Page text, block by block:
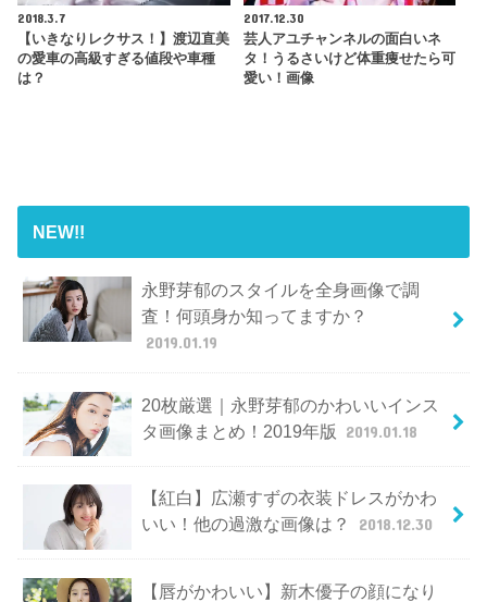
2018.3.7
【いきなりレクサス！】渡辺直美
の愛車の高級すぎる値段や車種
は？
2017.12.30
芸人アユチャンネルの面白いネ
タ！うるさいけど体重痩せたら可
愛い！画像
NEW!!
永野芽郁のスタイルを全身画像で調
査！何頭身か知ってますか？
2019.01.19
20枚厳選｜永野芽郁のかわいいインス
タ画像まとめ！2019年版
2019.01.18
【紅白】広瀬すずの衣装ドレスがかわ
いい！他の過激な画像は？
2018.12.30
【唇がかわいい】新木優子の顔になり